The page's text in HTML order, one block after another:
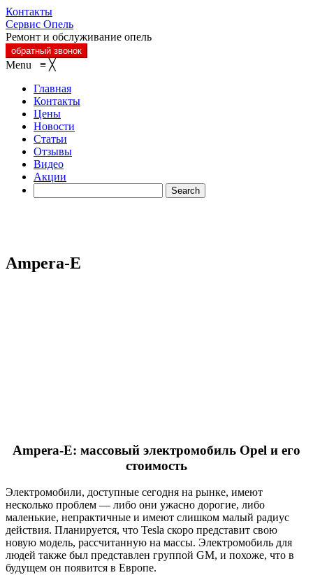
Контакты
Сервис Опель
Ремонт и обслуживание опель
обратный звонок
Menu ≡ ╳
Главная
Контакты
Цены
Новости
Статьи
Отзывы
Видео
Акции
Ampera-E
Ampera-E: массовый электромобиль Opel и его
стоимость
Электромобили, доступные сегодня на рынке, имеют
несколько проблем — либо они ужасно дорогие, либо
маленькие, непрактичные и имеют слишком малый радиус
действия. Планируется, что Tesla скоро представит свою
новую модель, рассчитанную на массы. Электромобиль для
людей также был представлен группой GM, и похоже, что в
будущем он появится в Европе.